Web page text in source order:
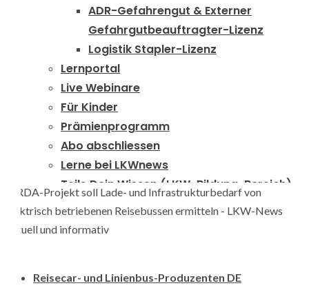
ADR-Gefahrengut & Externer
Gefahrgutbeauftragter-Lizenz
Logistik Stapler-Lizenz
Lernportal
Live Webinare
Für Kinder
Prämienprogramm
Abo abschliessen
Lerne bei LKWnews
Teile Dein Wissen (LKW-Bildung-Bereich)
LKW-PERSONAL
Home
RDA-Projekt soll Lade- und Infrastrukturbedarf von elektrisch
betriebenen Reisebussen ermitteln